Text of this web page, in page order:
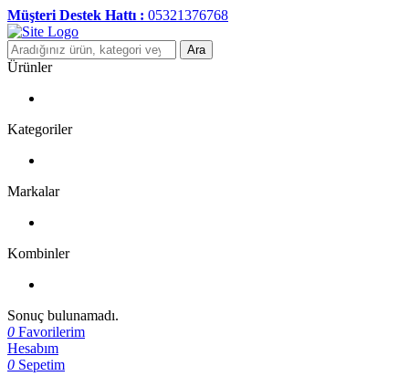
Müşteri Destek Hattı : 05321376768
Ara
Ürünler
Kategoriler
Markalar
Kombinler
Sonuç bulunamadı.
0 Favorilerim
Hesabım
0 Sepetim